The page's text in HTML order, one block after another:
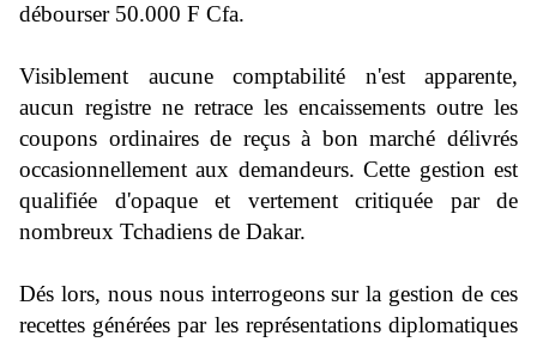
débourser 50.000 F Cfa.
Visiblement aucune comptabilité n'est apparente,
aucun registre ne retrace les encaissements outre les
coupons ordinaires de reçus à bon marché délivrés
occasionnellement aux demandeurs. Cette gestion est
qualifiée d'opaque et vertement critiquée par de
nombreux Tchadiens de Dakar.
Dés lors, nous nous interrogeons sur la gestion de ces
recettes générées par les représentations diplomatiques